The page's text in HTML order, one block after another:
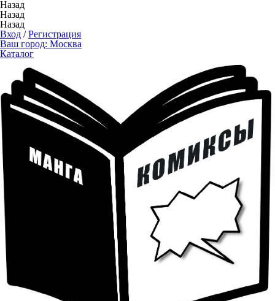
Назад
Назад
Назад
Вход /Регистрация
Ваш город: Москва
Каталог